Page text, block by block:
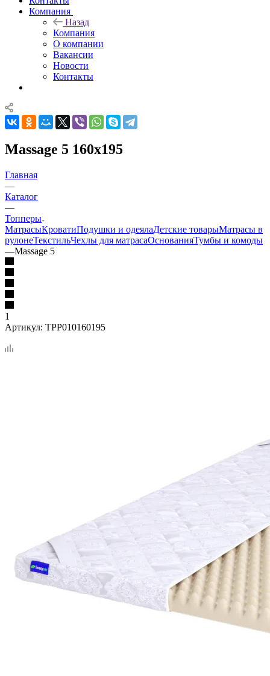
Компания
Назад
Компания
О компании
Вакансии
Новости
Контакты
Massage 5 160x195
Главная
—
Каталог
—
Топперы
МатрасыКроватиПодушки и одеялаДетские товарыМатрасы в
рулонеТекстильЧехлы для матрасаОснованияТумбы и комоды
—Massage 5
1
Артикул: TPP010160195